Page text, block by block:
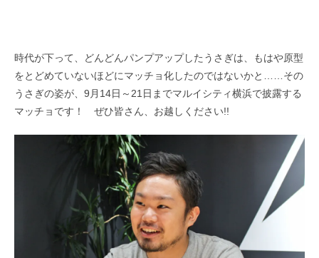
時代が下って、どんどんパンプアップしたうさぎは、もはや原型
をとどめていないほどにマッチョ化したのではないかと……その
うさぎの姿が、9月14日～21日までマルイシティ横浜で披露する
マッチョです！ ぜひ皆さん、お越しください!!